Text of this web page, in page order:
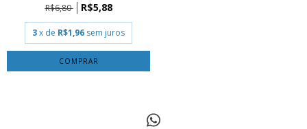
R$6,80
R$5,88
3x de R$1,96 sem juros
COMPRAR